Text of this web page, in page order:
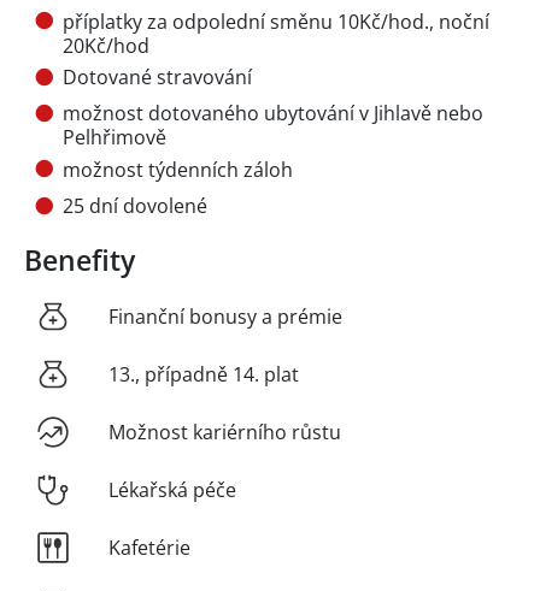
příplatky za odpolední směnu 10Kč/hod., noční
20Kč/hod
Dotované stravování
možnost dotovaného ubytování v Jihlavě nebo
Pelhřimově
možnost týdenních záloh
25 dní dovolené
Benefity
Finanční bonusy a prémie
13., případně 14. plat
Možnost kariérního růstu
Lékařská péče
Kafetérie